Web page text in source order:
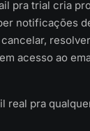
pra trial cria
notificações
acesso ao
real pra